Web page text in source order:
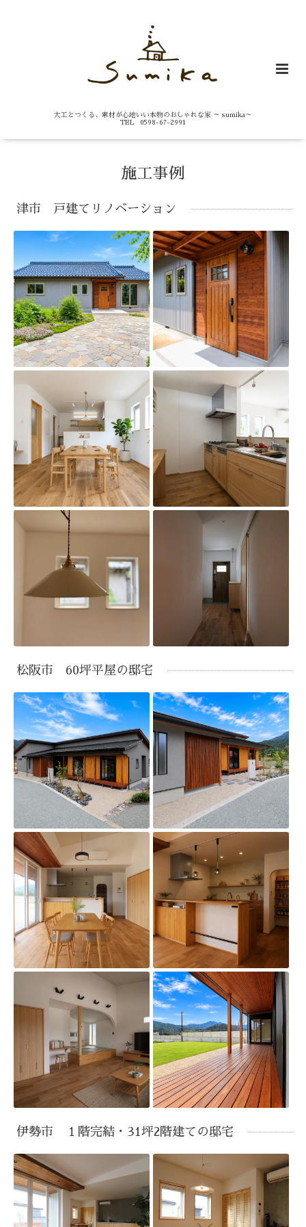
大工とつくる、素材が心地いい本物のおしゃれな家 ～ sumika～
TEL 0598-67-2991
施工事例
津市 戸建てリノベーション
松阪市 60坪平屋の邸宅
伊勢市 １階完結・31坪2階建ての邸宅